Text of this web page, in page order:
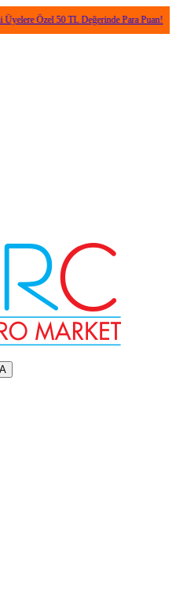
50 TL Değerinde Para Puan! •